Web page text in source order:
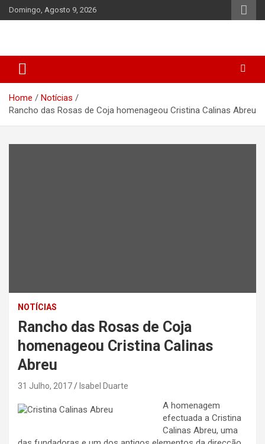
Skip
to
Domingo, Agosto 9, 2026
Home
Notícias
Rancho das Rosas de Coja homenageou Cristina Calinas Abreu
NOTÍCIAS
Rancho das Rosas de Coja
homenageou Cristina Calinas
Abreu
31 Julho, 2017 Isabel Duarte
A homenagem
efectuada a Cristina
Calinas Abreu, uma